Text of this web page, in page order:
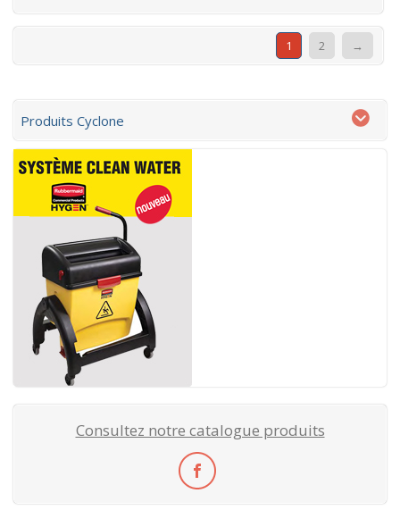
1 2 →
Produits Cyclone
Consultez notre catalogue produits